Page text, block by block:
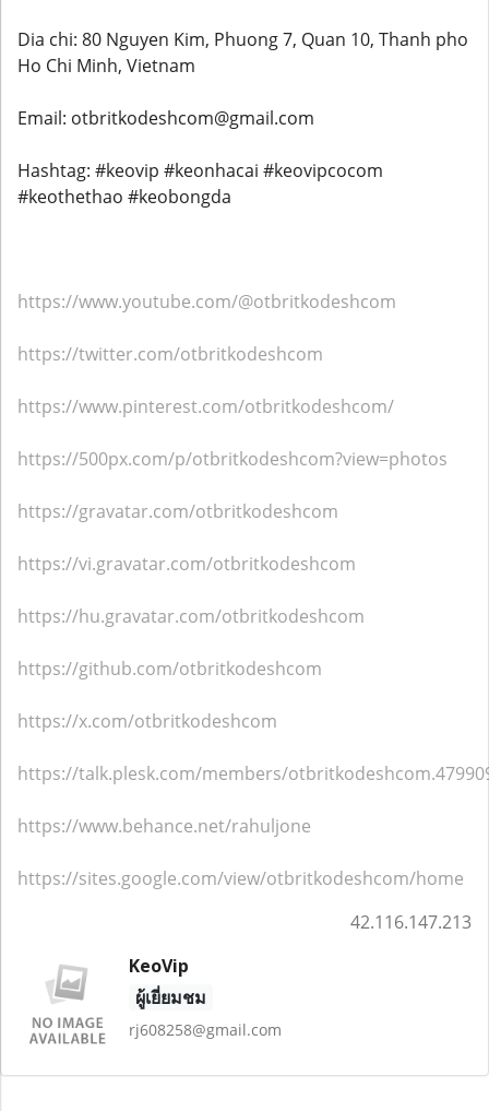
Dia chi: 80 Nguyen Kim, Phuong 7, Quan 10, Thanh pho
Ho Chi Minh, Vietnam
Email: otbritkodeshcom@gmail.com
Hashtag: #keovip #keonhacai #keovipcocom
#keothethao #keobongda
https://www.youtube.com/@otbritkodeshcom
https://twitter.com/otbritkodeshcom
https://www.pinterest.com/otbritkodeshcom/
https://500px.com/p/otbritkodeshcom?view=photos
https://gravatar.com/otbritkodeshcom
https://vi.gravatar.com/otbritkodeshcom
https://hu.gravatar.com/otbritkodeshcom
https://github.com/otbritkodeshcom
https://x.com/otbritkodeshcom
https://talk.plesk.com/members/
https://www.behance.net/rahuljone
https://sites.google.com/view/otbritkodeshcom/home
42.116.147.213
KeoVip
ผู้เยี่ยมชม
rj608258@gmail.com